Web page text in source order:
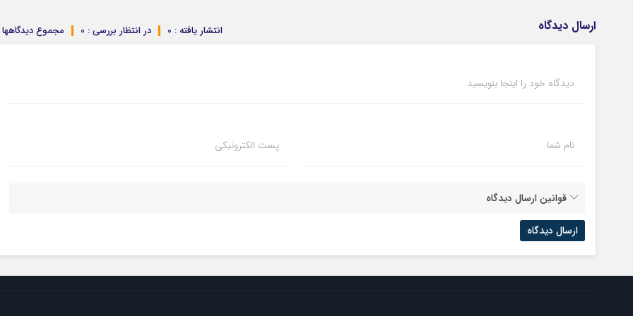
ارسال دیدگاه مجموع دیدگاهها در انتظار بررسی : 0 انتشار یافته : 0
دیدگاه خود را اینجا بنویسید
نام شما پست الکترونیکی
قوانین ارسال دیدگاه